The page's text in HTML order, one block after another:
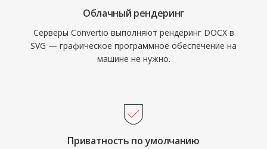
Облачный рендеринг
Серверы Convertio выполняют рендеринг DOCX в
SVG — графическое программное обеспечение на
машине не нужно.
Приватность по умолчанию